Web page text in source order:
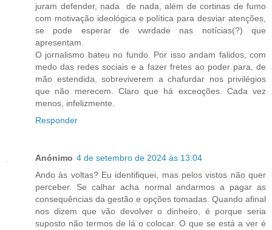
juram defender, nada de nada, além de cortinas de fumo
com motivação ideológica e política para desviar atenções,
se pode esperar de vwrdade nas notícias(?) que
apresentam.
O jornalismo bateu no fundo. Por isso andam falidos, com
medo das redes sociais e a fazer fretes ao poder para, de
mão estendida, sobreviverem a chafurdar nos privilégios
que não merecem. Claro que há exceoções. Cada vez
menos, infelizmente.
Responder
Anónimo 4 de setembro de 2024 às 13:04
Ando às voltas? Eu identifiquei, mas pelos vistos não quer
perceber. Se calhar acha normal andarmos a pagar as
consequências da gestão e opções tomadas. Quando afinal
nos dizem que vão devolver o dinheiro, é porque seria
suposto não termos de lá o colocar. O que se está a ver é